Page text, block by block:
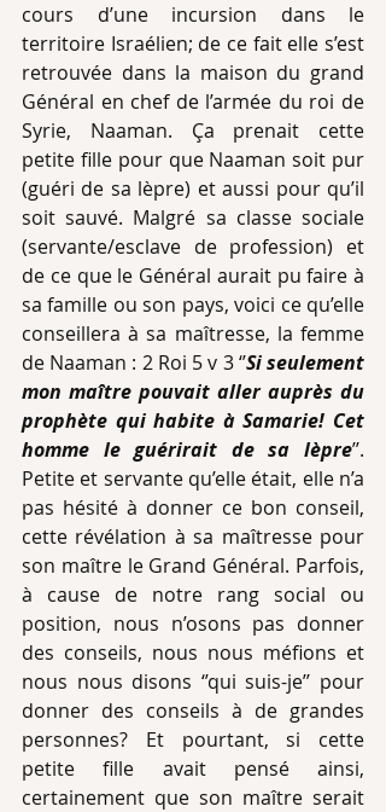
cours d’une incursion dans le
territoire Israélien; de ce fait elle s’est
retrouvée dans la maison du grand
Général en chef de l’armée du roi de
Syrie, Naaman. Ça prenait cette
petite fille pour que Naaman soit pur
(guéri de sa lèpre) et aussi pour qu’il
soit sauvé. Malgré sa classe sociale
(servante/esclave de profession) et
de ce que le Général aurait pu faire à
sa famille ou son pays, voici ce qu’elle
conseillera à sa maîtresse, la femme
de Naaman : 2 Roi 5 v 3 ‘’Si seulement
mon maître pouvait aller auprès du
prophète qui habite à Samarie! Cet
homme le guérirait de sa lèpre’’.
Petite et servante qu’elle était, elle n’a
pas hésité à donner ce bon conseil,
cette révélation à sa maîtresse pour
son maître le Grand Général. Parfois,
à cause de notre rang social ou
position, nous n’osons pas donner
des conseils, nous nous méfions et
nous nous disons ‘’qui suis-je’’ pour
donner des conseils à de grandes
personnes? Et pourtant, si cette
petite fille avait pensé ainsi,
certainement que son maître serait